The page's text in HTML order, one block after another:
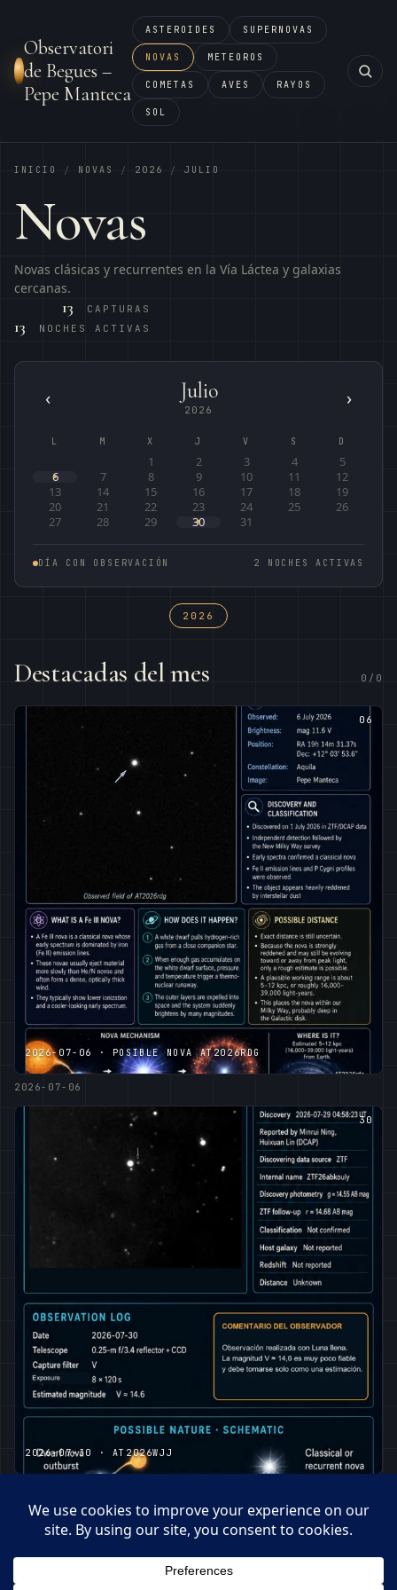
Observatori
de Begues –
Pepe Manteca
ASTEROIDES SUPERNOVAS
NOVAS METEOROS
COMETAS AVES RAYOS
SOL
INICIO / NOVAS / 2026 / JULIO
Novas
Novas clásicas y recurrentes en la Vía Láctea y galaxias
cercanas.
13 CAPTURAS
13 NOCHES ACTIVAS
‹ Julio
2026
›
L M X J V S D
1 2 3 4
5
6
7 8 9 10 11
12
13
14 15 16 17 18
19
20
21 22 23 24 25
26
27
28 29 30 31
DÍA CON OBSERVACIÓN 2 NOCHES ACTIVAS
2026
Destacadas del mes 0/0
06
2026-07-06 · POSIBLE NOVA AT2026RDG
2026-07-06
30
2026-07-30 · AT2026WJJ